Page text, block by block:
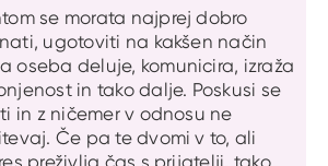
se morata najprej dobro
ugotoviti na kakšen način
oseba deluje, komunicira, izraža
in tako dalje. Poskusi se
in z ničemer v odnosu ne
Če pa te dvomi v to, ali